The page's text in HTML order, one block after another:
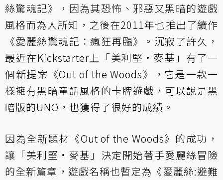
絲驚魂記》，因為其恐怖、邪惡又黑暗的遊戲
風格而為人所知，之後在2011年也推出了續作
《愛麗絲驚魂記：瘋狂再臨》。沉寂了許久，
最近在Kickstarter上「美利堅·麥基」有了一
個新提案《Out of the Woods》，它是一款一
樣擁有黑暗童話風格的卡牌遊戲，可以說是黑
暗版的UNO，也獲得了很好的成績。
因為全新題材《Out of the Woods》的成功，
讓「美利堅·麥基」決定開始著手愛麗絲冒險
的全新篇章，遊戲名稱也暫定為《愛麗絲:避難